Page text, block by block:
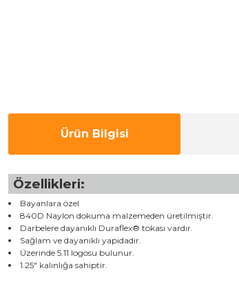
Ürün Bilgisi
Özellikleri:
Bayanlara özel
840D Naylon dokuma malzemeden üretilmiştir.
Darbelere dayanıklı Duraflex® tokası vardır.
Sağlam ve dayanıklı yapıdadır.
Üzerinde 5.11 logosu bulunur.
1.25" kalınlığa sahiptir.